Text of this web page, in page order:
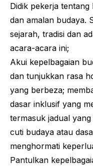
Didik pekerja
dan amalan budaya.
sejarah, tradisi dan
acara-acara ini;
Akui kepelbagaian
dan tunjukkan rasa
yang berbeza;
dasar inklusif yang
termasuk jadual
cuti budaya atau
menghormati
Pantulkan